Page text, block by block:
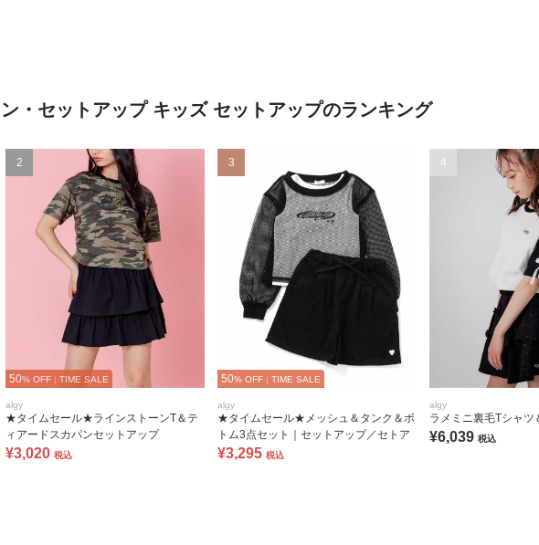
・セットアップ キッズ セットアップのランキング
2
50% OFF | TIME SALE
algy
★タイムセール★ラインストーンT＆テ
ィアードスカパンセットアップ
¥3,020 税込
3
50% OFF | TIME SALE
algy
★タイムセール★メッシュ＆タンク＆ボ
トム3点セット｜セットアップ／セトア
¥3,295 税込
4
algy
ラメミニ裏毛Tシャツ
¥6,039 税込